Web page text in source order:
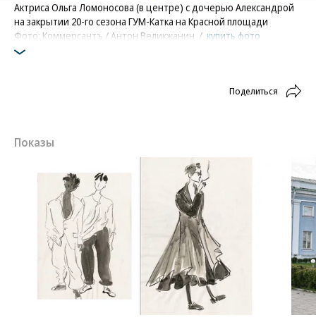
Актриса Ольга Ломоносова (в центре) с дочерью Александрой
на закрытии 20-го сезона ГУМ-Катка на Красной площади
Фото: Коммерсантъ / Антон Великжанин / купить фото
Поделиться
Показы